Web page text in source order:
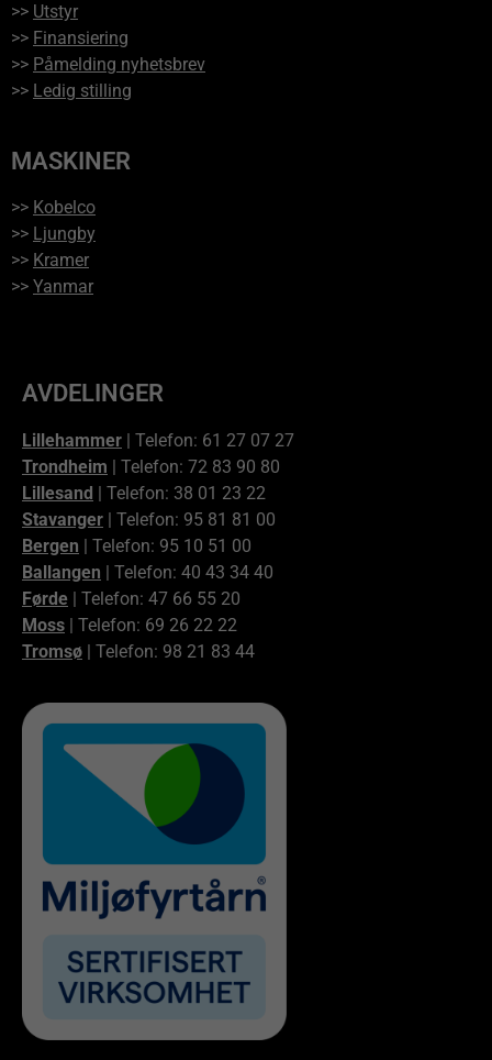
>> Utstyr
>> Finansiering
>> Påmelding nyhetsbrev
>> Ledig stilling
MASKINER
>> Kobelco
>> Ljungby
>> Kramer
>> Yanmar
AVDELINGER
Lillehammer | Telefon: 61 27 07 27
Trondheim | Telefon: 72 83 90 80
Lillesand | Telefon: 38 01 23 22
Stavanger | Telefon: 95 81 81 00
Bergen | Telefon: 95 10 51 00
Ballangen | Telefon: 40 43 34 40
Førde | Telefon: 47 66 55 20
Moss | Telefon: 69 26 22 22
Tromsø | Telefon: 98 21 83 44